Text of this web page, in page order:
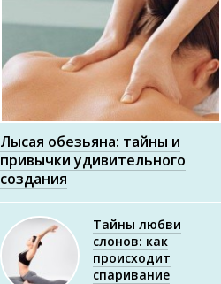
Лысая обезьяна: тайны и
привычки удивительного
создания
Тайны любви
слонов: как
происходит
спаривание